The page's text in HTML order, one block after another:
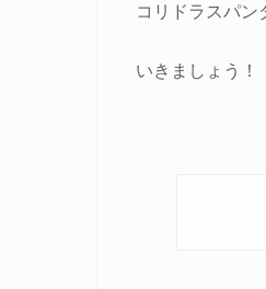
コリドラスパン
いきましょう！